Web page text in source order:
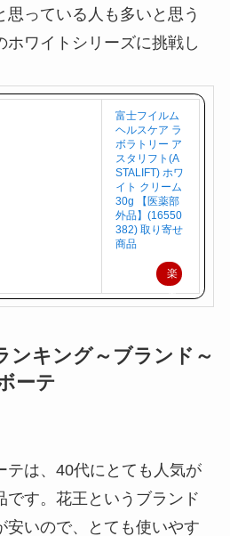
らいからは、美白ケアがで
思っている人も多いと思う
ワイトシリーズに挑戦し
富士フイルム
ヘルスケア ラ
ボラトリー ア
スタリフト(A
STALIFT) ホワ
イト クリーム
30g 【医薬部
外品】(16550
382) 取り寄せ
楽
ンキング～ブランド～
テは、40代にとても人気が
です。花王というブランド